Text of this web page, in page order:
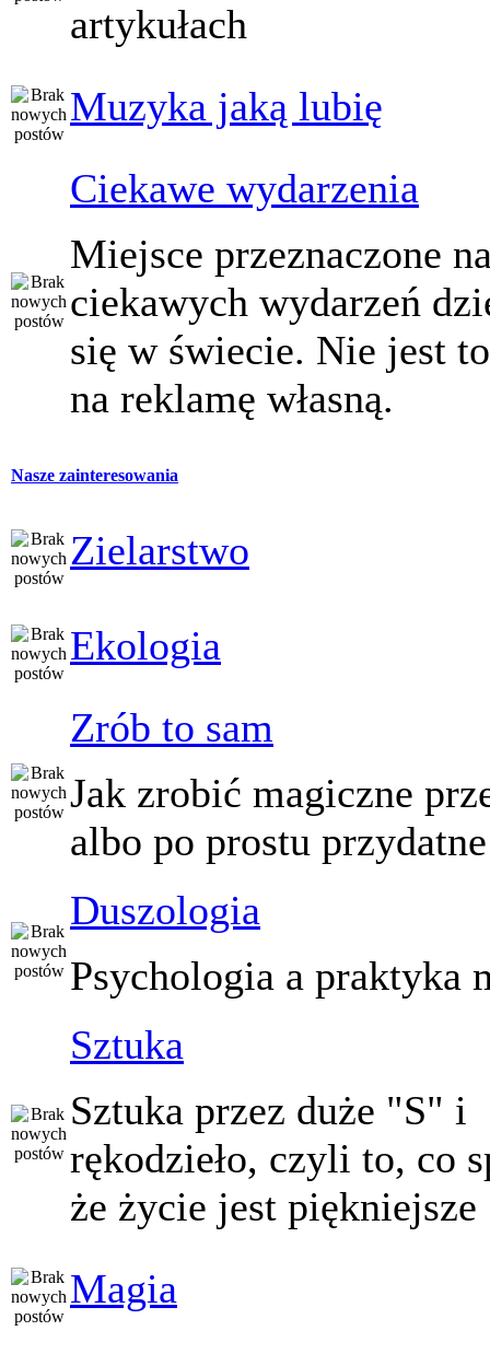
artykułach
Muzyka jaką lubię
Ciekawe wydarzenia
Miejsce przeznaczone
ciekawych wydarzeń
się w świecie. Nie jest
na reklamę własną.
Nasze zainteresowania
Zielarstwo
Ekologia
Zrób to sam
Jak zrobić magiczne
albo po prostu
Duszologia
Psychologia a praktyka
Sztuka
Sztuka przez duże "S" i
rękodzieło, czyli to, co
że życie jest piękniejsze
Magia